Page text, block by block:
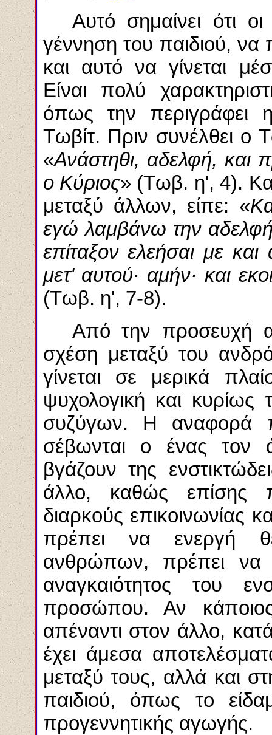
Αυτό σημαίνει ότι
γέννηση του παιδιού, να
και αυτό να γίνεται
Είναι πολύ
όπως την περιγράφει
Τωβίτ. Πριν συνέλθει ο
«Ανάστηθι, αδελφή, και
ο Κύριος» (Τωβ. η', 4).
μεταξύ άλλων, είπε: «
εγώ λαμβάνω την
επίταξον ελεήσαι με και
μετ' αυτού· αμήν· και
(Τωβ. η', 7-8).
Από την προσευχή
σχέση μεταξύ του
γίνεται σε μερικά
ψυχολογική και κυρίως
συζύγων. Η αναφορά
σέβωνται ο ένας τον
βγάζουν της
άλλο, καθώς
διαρκούς επικοινωνίας
πρέπει να ενεργή
ανθρώπων, πρέπει
αναγκαιότητος του
προσώπου. Αν
απέναντι στον άλλο,
έχει άμεσα
μεταξύ τους, αλλά και
παιδιού, όπως το
προγεννητικής αγωγής.